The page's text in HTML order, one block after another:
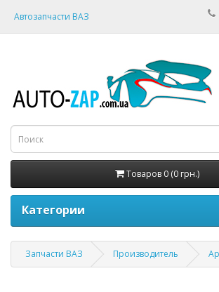
Автозапчасти ВАЗ
Товаров 0 (0 грн.)
Категории
Запчасти ВАЗ Производитель